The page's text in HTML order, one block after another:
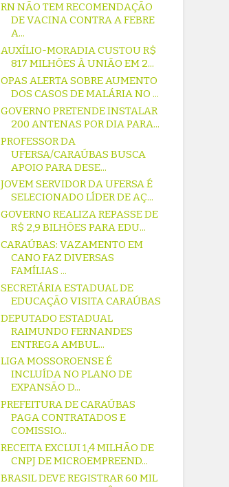
RN NÃO TEM RECOMENDAÇÃO
DE VACINA CONTRA A FEBRE
A...
AUXÍLIO-MORADIA CUSTOU R$
817 MILHÕES À UNIÃO EM 2...
OPAS ALERTA SOBRE AUMENTO
DOS CASOS DE MALÁRIA NO ...
GOVERNO PRETENDE INSTALAR
200 ANTENAS POR DIA PARA...
PROFESSOR DA
UFERSA/CARAÚBAS BUSCA
APOIO PARA DESE...
JOVEM SERVIDOR DA UFERSA É
SELECIONADO LÍDER DE AÇ...
GOVERNO REALIZA REPASSE DE
R$ 2,9 BILHÕES PARA EDU...
CARAÚBAS: VAZAMENTO EM
CANO FAZ DIVERSAS
FAMÍLIAS ...
SECRETÁRIA ESTADUAL DE
EDUCAÇÃO VISITA CARAÚBAS
DEPUTADO ESTADUAL
RAIMUNDO FERNANDES
ENTREGA AMBUL...
LIGA MOSSOROENSE É
INCLUÍDA NO PLANO DE
EXPANSÃO D...
PREFEITURA DE CARAÚBAS
PAGA CONTRATADOS E
COMISSIO...
RECEITA EXCLUI 1,4 MILHÃO DE
CNPJ DE MICROEMPREEND...
BRASIL DEVE REGISTRAR 60 MIL